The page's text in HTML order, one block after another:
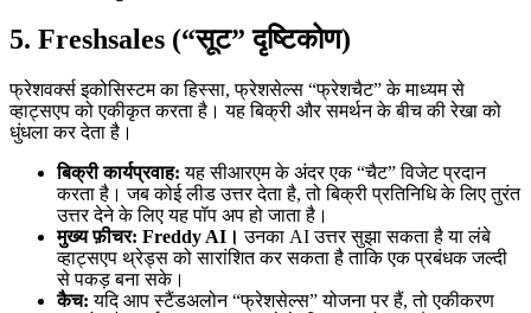
5. Freshsales (“सूट” दृष्टिकोण)
फ्रेशवर्क्स इकोसिस्टम का हिस्सा, फ्रेशसेल्स “फ्रेशचैट” के माध्यम से
व्हाट्सएप को एकीकृत करता है। यह बिक्री और समर्थन के बीच की रेखा को
धुंधला कर देता है।
बिक्री कार्यप्रवाह: यह सीआरएम के अंदर एक “चैट” विजेट प्रदान
करता है। जब कोई लीड उत्तर देता है, तो बिक्री प्रतिनिधि के लिए तुरंत
उत्तर देने के लिए यह पॉप अप हो जाता है।
मुख्य फ़ीचर: Freddy AI। उनका AI उत्तर सुझा सकता है या लंबे
व्हाट्सएप थ्रेड्स को सारांशित कर सकता है ताकि एक प्रबंधक जल्दी
से पकड़ बना सके।
कैच: यदि आप स्टैंडअलोन “फ्रेशसेल्स” योजना पर हैं, तो एकीकरण